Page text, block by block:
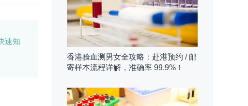
速知
香港验血测男女全攻略：赴港预约 / 邮
寄样本流程详解，准确率 99.9%！